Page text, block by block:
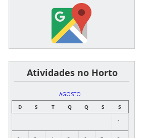
͏ ͏ ͏ ͏ ͏ ͏Atividades no Horto
AGOSTO
D
S T Q Q S S
1